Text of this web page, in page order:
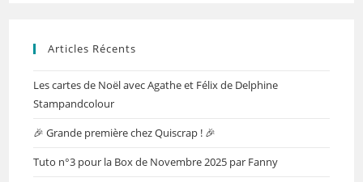
Articles Récents
Les cartes de Noël avec Agathe et Félix de Delphine
Stampandcolour
🎉 Grande première chez Quiscrap ! 🎉
Tuto n°3 pour la Box de Novembre 2025 par Fanny